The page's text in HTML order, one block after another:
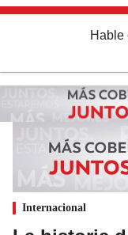
Hable
Internacional